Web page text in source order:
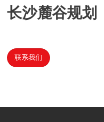
长沙麓谷规划
联系我们